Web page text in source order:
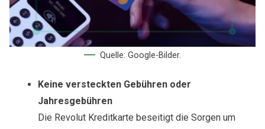
Quelle: Google-Bilder.
Keine versteckten Gebühren oder
Jahresgebühren
Die Revolut Kreditkarte beseitigt die Sorgen um